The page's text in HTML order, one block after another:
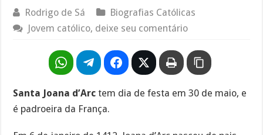
Rodrigo de Sá
Biografias Católicas
Jovem católico, deixe seu comentário
Santa Joana d’Arc tem dia de festa em 30 de maio, e
é padroeira da França.